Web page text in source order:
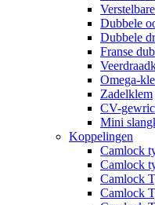
Dubbele
Dubbele
Franse
Omega-
Zadelklem
CV-
Mini
Koppelingen
Camlock
Camlock
Camlock
Camlock